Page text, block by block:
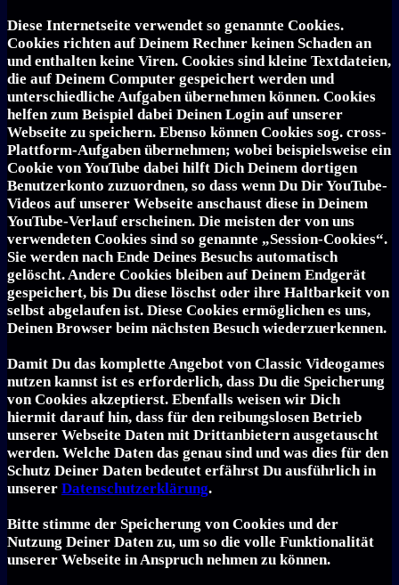
Diese Internetseite verwendet so genannte Cookies.
Cookies richten auf Deinem Rechner keinen Schaden an
und enthalten keine Viren. Cookies sind kleine Textdateien,
die auf Deinem Computer gespeichert werden und
unterschiedliche Aufgaben übernehmen können. Cookies
helfen zum Beispiel dabei Deinen Login auf unserer
Webseite zu speichern. Ebenso können Cookies sog. cross-
Plattform-Aufgaben übernehmen; wobei beispielsweise ein
Cookie von YouTube dabei hilft Dich Deinem dortigen
Benutzerkonto zuzuordnen, so dass wenn Du Dir YouTube-
Videos auf unserer Webseite anschaust diese in Deinem
YouTube-Verlauf erscheinen. Die meisten der von uns
verwendeten Cookies sind so genannte „Session-Cookies“.
Sie werden nach Ende Deines Besuchs automatisch
gelöscht. Andere Cookies bleiben auf Deinem Endgerät
gespeichert, bis Du diese löschst oder ihre Haltbarkeit von
selbst abgelaufen ist. Diese Cookies ermöglichen es uns,
Deinen Browser beim nächsten Besuch wiederzuerkennen.
Damit Du das komplette Angebot von Classic Videogames
nutzen kannst ist es erforderlich, dass Du die Speicherung
von Cookies akzeptierst. Ebenfalls weisen wir Dich
hiermit darauf hin, dass für den reibungslosen Betrieb
unserer Webseite Daten mit Drittanbietern ausgetauscht
werden. Welche Daten das genau sind und was dies für den
Schutz Deiner Daten bedeutet erfährst Du ausführlich in
unserer Datenschutzerklärung.
Bitte stimme der Speicherung von Cookies und der
Nutzung Deiner Daten zu, um so die volle Funktionalität
unserer Webseite in Anspruch nehmen zu können.